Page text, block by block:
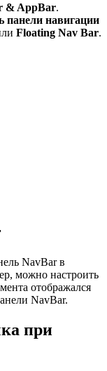
& AppBar.
панели навигации
Floating Nav Bar.
NavBar в
можно настроить
отображался
NavBar.
при